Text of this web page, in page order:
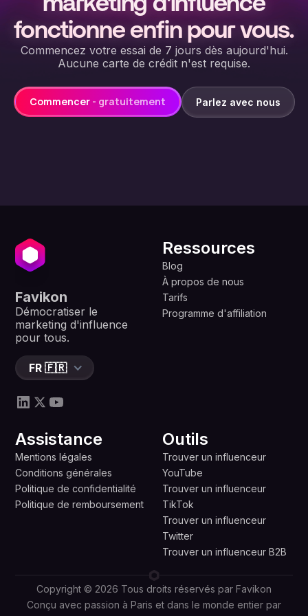
fonctionne enfin pour vous.
Commencez votre essai de 7 jours dès aujourd'hui.
Aucune carte de crédit n'est requise.
Commencer - gratuitement Parlez avec nous
Favikon
Démocratiser le
marketing d'influence
pour tous.
FR 🇫🇷
Ressources
Blog
À propos de nous
Tarifs
Programme d'affiliation
Assistance
Mentions légales
Conditions générales
Politique de confidentialité
Politique de remboursement
Outils
Trouver un influenceur
YouTube
Trouver un influenceur
TikTok
Trouver un influenceur
Twitter
Trouver un influenceur B2B
Copyright © 2026 Tous droits réservés par Favikon
Conçu avec passion à Paris et dans le monde entier par